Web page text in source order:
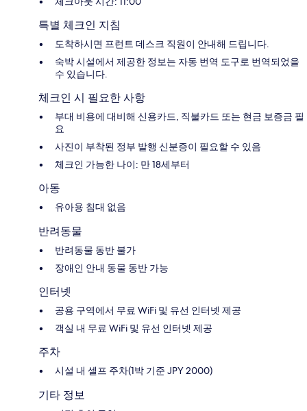
특별 체크인 지침
도착하시면 프런트 데스크 직원이 안내해 드립니다.
숙박 시설에서 제공한 정보는 자동 번역 도구로 번역되었을
수 있습니다.
체크인 시 필요한 사항
부대 비용에 대비해 신용카드, 직불카드 또는 현금 보증금 필
요
사진이 부착된 정부 발행 신분증이 필요할 수 있음
체크인 가능한 나이: 만 18세부터
아동
유아용 침대 없음
반려동물
반려동물 동반 불가
장애인 안내 동물 동반 가능
인터넷
공용 구역에서 무료 WiFi 및 유선 인터넷 제공
객실 내 무료 WiFi 및 유선 인터넷 제공
주차
시설 내 셀프 주차(1박 기준 JPY 2000)
기타 정보